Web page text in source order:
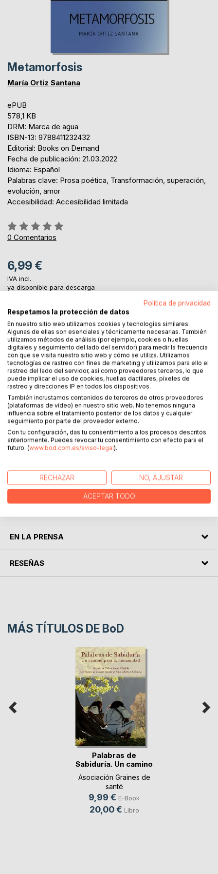
Metamorfosis
María Ortiz Santana
ePUB
578,1 KB
DRM: Marca de agua
ISBN-13: 9788411232432
Editorial: Books on Demand
Fecha de publicación: 21.03.2022
Idioma: Español
Palabras clave: Prosa poética, Transformación, superación,
evolución, amor
Accesibilidad: Accesibilidad limitada
Rating:
0%
0 Comentarios
6,99 €
IVA incl.
ya disponible para descarga
AL CARRITO
Añadir a lista de deseo
Haz una reseña
DESCRIPCIÓN
de salir ahí afuera a comerte el mundo;
a comérmelo contigo; a comerte a ti.
EN LA PRENSA
RESEÑAS
MÁS TÍTULOS DE BoD
Palabras de
Sabiduría. Un camino
p(...)
Asociación Graines de
santé
9,99 € E-Book
20,00 € Libro
Política de privacidad
Respetamos la protección de datos
En nuestro sitio web utilizamos cookies y tecnologías similares.
Algunas de ellas son esenciales y técnicamente necesarias. También
utilizamos métodos de análisis (por ejemplo, cookies o huellas
digitales y seguimiento del lado del servidor) para medir la frecuencia
con que se visita nuestro sitio web y cómo se utiliza. Utilizamos
tecnologías de rastreo con fines de marketing y utilizamos para ello el
rastreo del lado del servidor, así como proveedores terceros, lo que
puede implicar el uso de cookies, huellas dactilares, píxeles de
rastreo y direcciones IP en todos los dispositivos.
También incrustamos contenidos de terceros de otros proveedores
(plataformas de vídeo) en nuestro sitio web. No tenemos ninguna
influencia sobre el tratamiento posterior de los datos y cualquier
seguimiento por parte del proveedor externo.
Con tu configuración, das tu consentimiento a los procesos descritos
anteriormente. Puedes revocar tu consentimiento con efecto para el
futuro. (www.bod.com.es/aviso-legal).
RECHAZAR NO, AJUSTAR
ACEPTAR TODO